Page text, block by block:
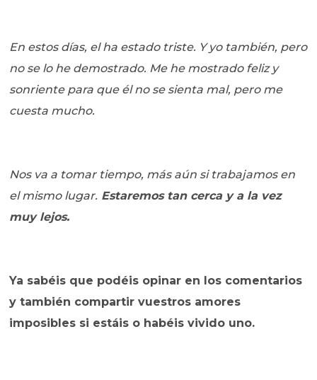
En estos días, el ha estado triste. Y yo también, pero
no se lo he demostrado. Me he mostrado feliz y
sonriente para que él no se sienta mal, pero me
cuesta mucho.
Nos va a tomar tiempo, más aún si trabajamos en
el mismo lugar. Estaremos tan cerca y a la vez
muy lejos.
Ya sabéis que podéis opinar en los comentarios
y también compartir vuestros amores
imposibles si estáis o habéis vivido uno.